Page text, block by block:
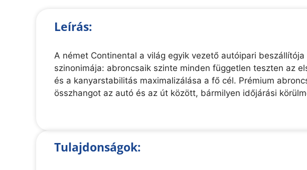
Leírás:
A német Continental a világ egyik vezető autóipari
szinonimája: abroncsaik szinte minden független teszten az
és a kanyarstabilitás maximalizálása a fő cél. Prémium
összhangot az autó és az út között, bármilyen időjárási
Tulajdonságok: